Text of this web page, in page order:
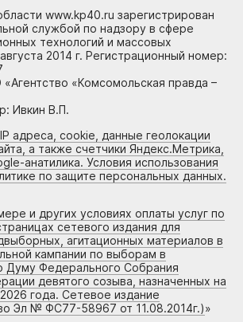
www.kp40.ru зарегистрирован
службой по надзору в сфере
технологий и массовых
2014 г. Регистрационный номер:
«Комсомольская правда –
Ивкин В.П.
адреса, cookie, данные геолокации
а также счетчики Яндекс.Метрика,
анатилика. Условия использования
по защите персональных данных.
и других условиях оплаты услуг по
сетевого издания для
агитационных материалов в
кампании по выборам в
Думу Федерального Собрания
девятого созыва, назначенных на
года. Сетевое издание
Эл № ФС77-58967 от 11.08.2014г.)»